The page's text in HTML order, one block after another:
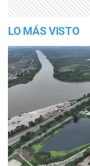
LO MÁS VISTO